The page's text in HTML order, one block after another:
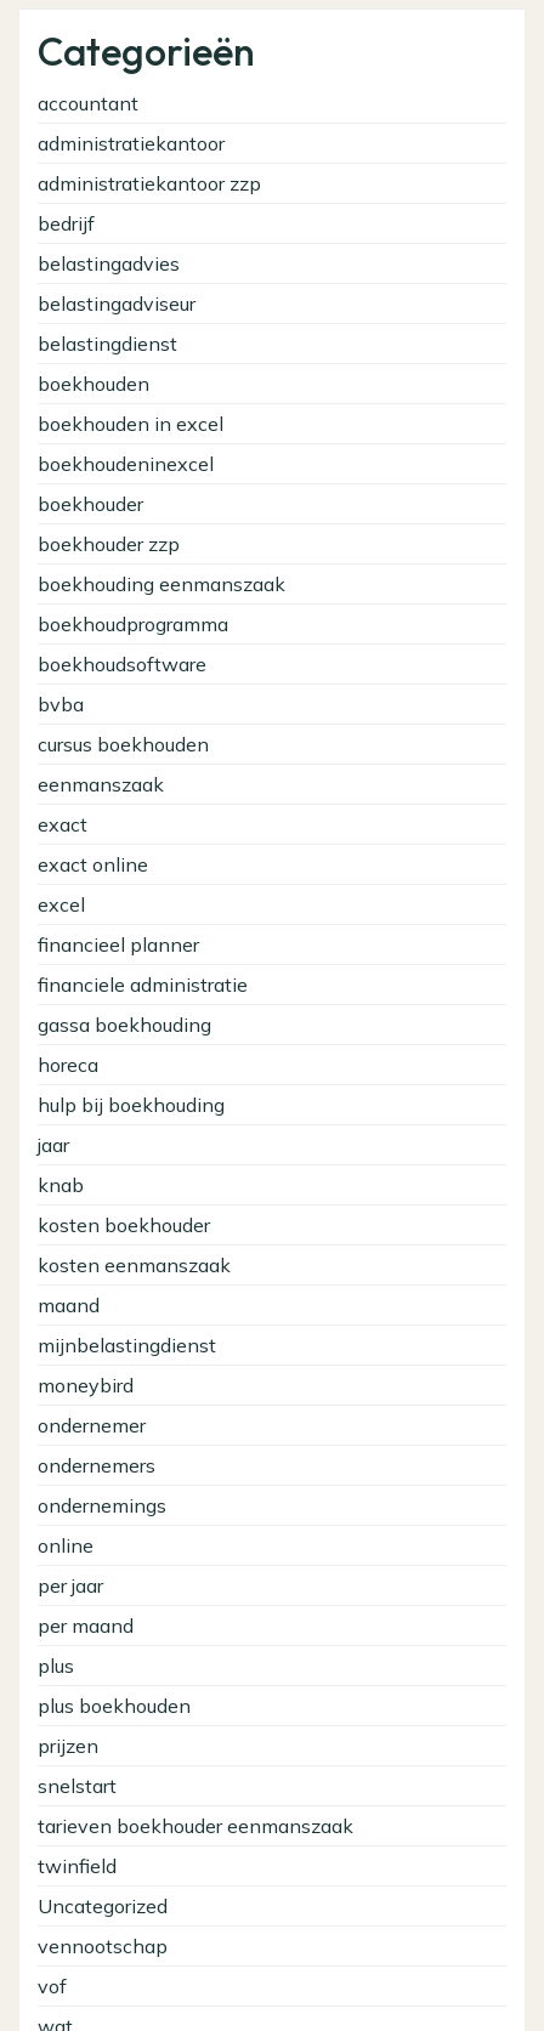
Categorieën
accountant
administratiekantoor
administratiekantoor zzp
bedrijf
belastingadvies
belastingadviseur
belastingdienst
boekhouden
boekhouden in excel
boekhoudeninexcel
boekhouder
boekhouder zzp
boekhouding eenmanszaak
boekhoudprogramma
boekhoudsoftware
bvba
cursus boekhouden
eenmanszaak
exact
exact online
excel
financieel planner
financiele administratie
gassa boekhouding
horeca
hulp bij boekhouding
jaar
knab
kosten boekhouder
kosten eenmanszaak
maand
mijnbelastingdienst
moneybird
ondernemer
ondernemers
ondernemings
online
per jaar
per maand
plus
plus boekhouden
prijzen
snelstart
tarieven boekhouder eenmanszaak
twinfield
Uncategorized
vennootschap
vof